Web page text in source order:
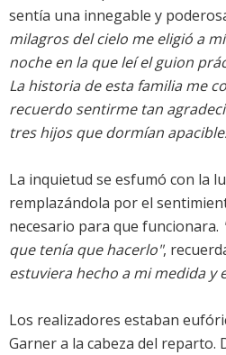
sentía una innegable y
milagros del cielo me eligió a
noche en la que leí el guion
La historia de esta familia me
recuerdo sentirme tan
tres hijos que dormían
La inquietud se esfumó con la
remplazándola por el
necesario para que funcionara.
que tenía que hacerlo",
estuviera hecho a mi medida y
Los realizadores estaban
Garner a la cabeza del reparto.